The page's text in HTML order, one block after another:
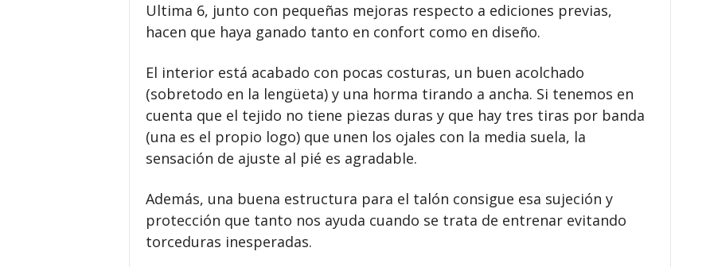
Ultima 6, junto con pequeñas mejoras respecto a ediciones previas,
hacen que haya ganado tanto en confort como en diseño.
El interior está acabado con pocas costuras, un buen acolchado
(sobretodo en la lengüeta) y una horma tirando a ancha. Si tenemos en
cuenta que el tejido no tiene piezas duras y que hay tres tiras por banda
(una es el propio logo) que unen los ojales con la media suela, la
sensación de ajuste al pié es agradable.
Además, una buena estructura para el talón consigue esa sujeción y
protección que tanto nos ayuda cuando se trata de entrenar evitando
torceduras inesperadas.